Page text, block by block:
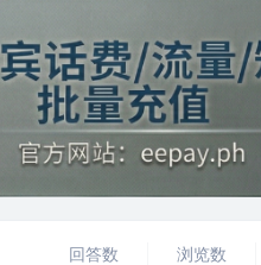
回答数 浏览数